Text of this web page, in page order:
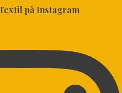
på Instagram